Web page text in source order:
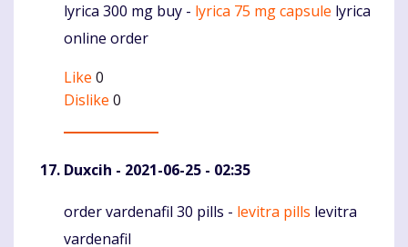
Komentaras
lyrica 300 mg buy - lyrica 75 mg capsule lyrica
online order
Like 0
Dislike 0
Duxcih - 2021-06-25 - 02:35
Komentaras
order vardenafil 30 pills - levitra pills levitra
vardenafil